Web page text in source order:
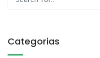
Categorias